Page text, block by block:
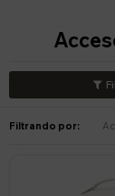
Filtrando por: